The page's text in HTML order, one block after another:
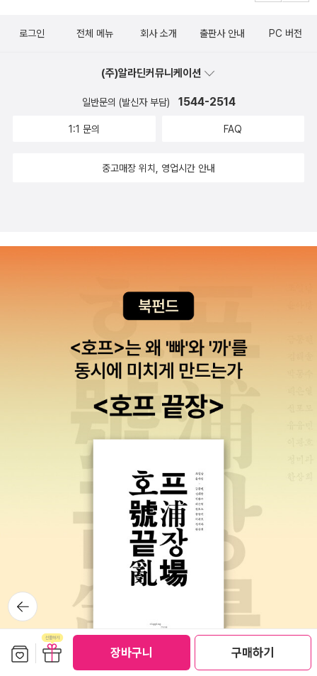
장바구니 구매하기
그 일들이... 어느 누구도 나에게 그 많은 짐을 강요하지도, 원하지도
었는지도 모르겠다. 그래서 나는 더 잘하려고, 더 완벽해지려고 노력
바다를 찾아간다고 해서 행복해지고 진짜 나다운 삶을 살 수 있는 것
은 아니다. 자비에는 일상을 벗어나고 싶고 진짜 나를 찾고 싶은 강한
잘 알고 있었다. 내가 좋아하는 것은 무엇일까? 내가 그토록 원하는
를 만날 수 있을 것이다.
뒤로가
기
로그인 전체 메뉴 회사 소개 출판사 안내 PC 버전
(주)알라딘커뮤니케이션
일반문의 (발신자 부담) 1544-2514
1:1 문의 FAQ
중고매장 위치, 영업시간 안내